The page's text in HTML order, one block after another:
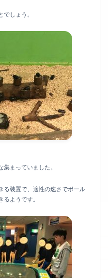
しょう。
まっていました。
る装置で、適性の速さでボール
ようです。